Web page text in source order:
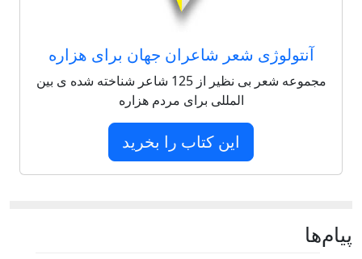
آنتولوژی شعر شاعران جهان برای هزاره
مجموعه شعر بی نظیر از 125 شاعر شناخته شده ی بین
المللی برای مردم هزاره
این کتاب را بخرید
پيام‌ها